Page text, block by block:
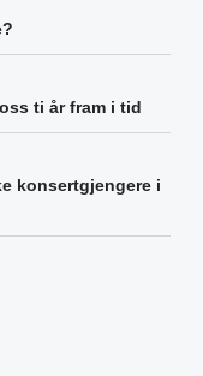
ti år fram i tid
konsertgjengere i